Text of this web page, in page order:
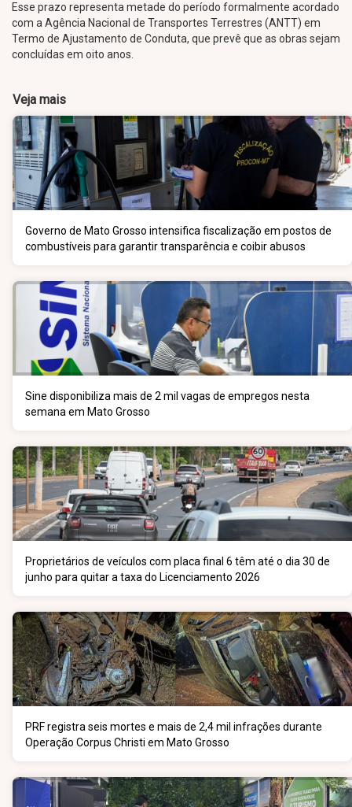
Esse prazo representa metade do período formalmente acordado
com a Agência Nacional de Transportes Terrestres (ANTT) em
Termo de Ajustamento de Conduta, que prevê que as obras sejam
concluídas em oito anos.
Veja mais
Governo de Mato Grosso intensifica fiscalização em postos de
combustíveis para garantir transparência e coibir abusos
Sine disponibiliza mais de 2 mil vagas de empregos nesta
semana em Mato Grosso
Proprietários de veículos com placa final 6 têm até o dia 30 de
junho para quitar a taxa do Licenciamento 2026
PRF registra seis mortes e mais de 2,4 mil infrações durante
Operação Corpus Christi em Mato Grosso